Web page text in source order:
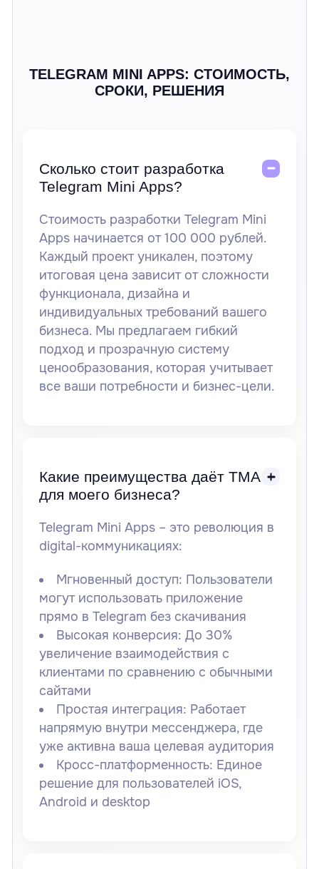
TELEGRAM MINI APPS: СТОИМОСТЬ,
СРОКИ, РЕШЕНИЯ
Сколько стоит разработка
Telegram Mini Apps?
Стоимость разработки Telegram Mini
Apps начинается от 100 000 рублей.
Каждый проект уникален, поэтому
итоговая цена зависит от сложности
функционала, дизайна и
индивидуальных требований вашего
бизнеса. Мы предлагаем гибкий
подход и прозрачную систему
ценообразования, которая учитывает
все ваши потребности и бизнес-цели.
Какие преимущества даёт TMA
для моего бизнеса?
Telegram Mini Apps – это революция в
digital-коммуникациях:
Мгновенный доступ: Пользователи
могут использовать приложение
прямо в Telegram без скачивания
Высокая конверсия: До 30%
увеличение взаимодействия с
клиентами по сравнению с обычными
сайтами
Простая интеграция: Работает
напрямую внутри мессенджера, где
уже активна ваша целевая аудитория
Кросс-платформенность: Единое
решение для пользователей iOS,
Android и desktop